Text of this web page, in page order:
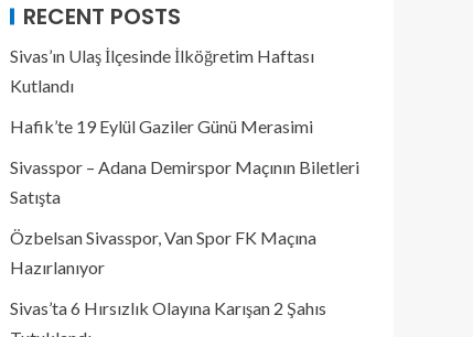
RECENT POSTS
Sivas’ın Ulaş İlçesinde İlköğretim Haftası
Kutlandı
Hafik’te 19 Eylül Gaziler Günü Merasimi
Sivasspor – Adana Demirspor Maçının Biletleri
Satışta
Özbelsan Sivasspor, Van Spor FK Maçına
Hazırlanıyor
Sivas’ta 6 Hırsızlık Olayına Karışan 2 Şahıs